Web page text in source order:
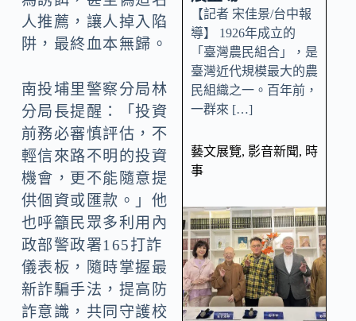
人推薦，讓人掉入陷
阱，最終血本無歸。
南投埔里警察分局林
分局長提醒：「投資
前務必審慎評估，不
輕信來路不明的投資
機會，更不能隨意提
供個資或匯款。」他
也呼籲民眾多利用內
政部警政署165打詐
儀表板，隨時掌握最
新詐騙手法，提高防
詐意識，共同守護校
【記者 宋佳景/台中報
導】 1926年成立的
「臺灣農民組合」，是
臺灣近代規模最大的農
民組織之一。百年前，
一群來 […]
藝文展覽, 影音新聞, 時
事